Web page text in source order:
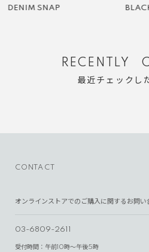
DENIM SNAP
RECENTLY
最近チェックし
CONTACT
オンラインストアでのご購入に関するお問い
03-6809-2611
受付時間：午前10時～午後5時